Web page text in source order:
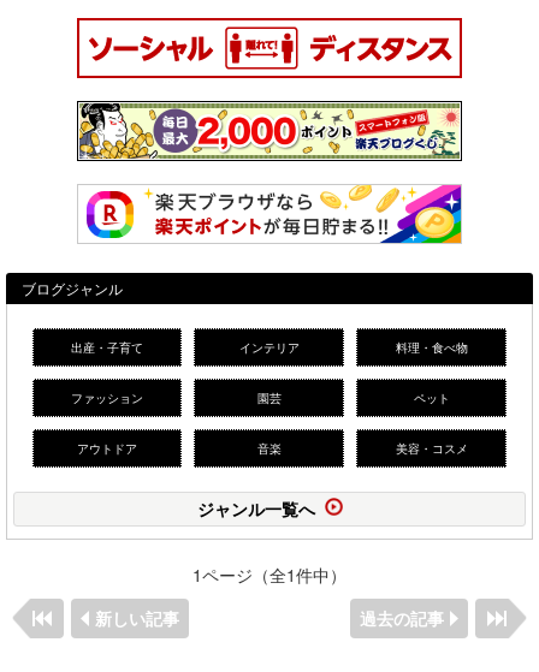
ブログジャンル
出産・子育て インテリア 料理・食べ物
ファッション 園芸 ペット
アウトドア 音楽 美容・コスメ
ジャンル一覧へ
1ページ（全1件中）
新しい記事
過去の記事